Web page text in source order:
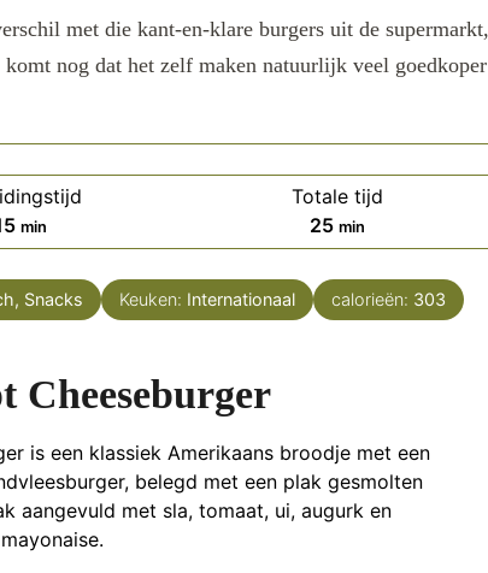
met die kant-en-klare burgers uit de supermarkt,
nog dat het zelf maken natuurlijk veel goedkoper
minuten
min
Totale tijd
25minuten
min
Snacks Keuken: Internationaal calorieën: 303
Cheeseburger
is een klassiek Amerikaans broodje met een
belegd met een plak gesmolten
aangevuld met sla, tomaat, ui, augurk en